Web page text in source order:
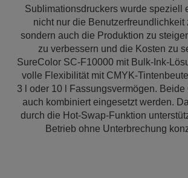
Sublimationsdruckers wurde speziell
nicht nur die Benutzerfreundlichkeit
sondern auch die Produktion zu
zu verbessern und die Kosten zu
SureColor SC-F10000 mit Bulk-Ink-
volle Flexibilität mit CMYK-
3 l oder 10 l Fassungsvermögen. Beide
auch kombiniert eingesetzt werden.
durch die Hot-Swap-Funktion
Betrieb ohne Unterbrechung